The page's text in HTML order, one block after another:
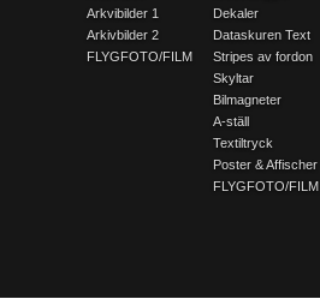
Arkvibilder 1
Arkivbilder 2
FLYGFOTO/FILM
Dekaler
Dataskuren Text
Stripes av fordon
Skyltar
Bilmagneter
A-ställ
Textiltryck
Poster & Affischer
FLYGFOTO/FILM